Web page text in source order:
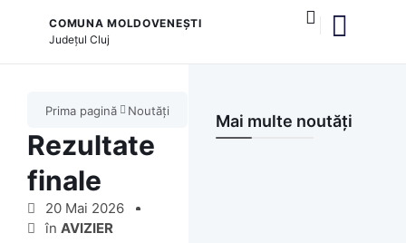
COMUNA MOLDOVENEȘTI
JudețulCluj
Prima pagină Noutăți
Rezultate
finale
20 Mai 2026
în AVIZIER
Mai multe noutăți